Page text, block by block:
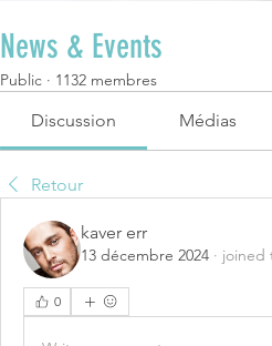
News & Events
Public · 1132 membres
Discussion Médias
Retour
kaver err
13 décembre 2024 · joined
0